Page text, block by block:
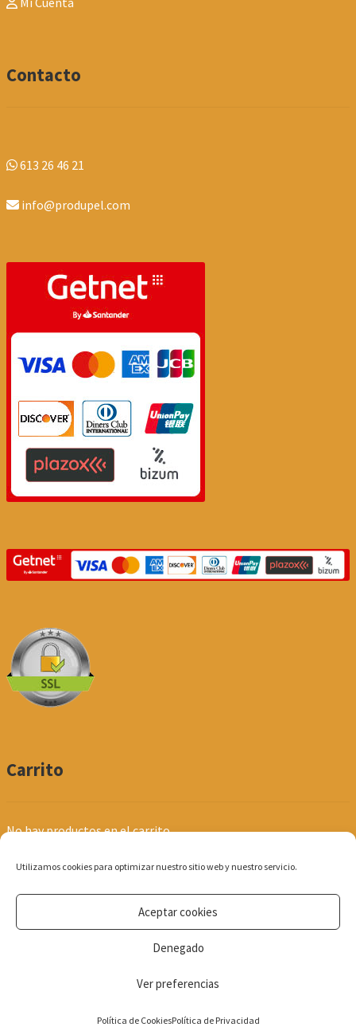
Utilizamos cookies para optimizar nuestro sitio web y nuestro servicio.
Aceptar cookies
Denegado
Ver preferencias
Política de CookiesPolítica de Privacidad
Contacto
613 26 46 21
info@produpel.com
Carrito
No hay productos en el carrito.
© Produpel | Productos de Peluquería y Estética 2026